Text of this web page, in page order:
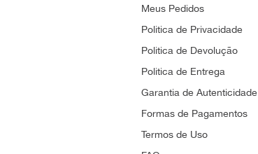
Meus Pedidos
Politica de Privacidade
Politica de Devolução
Politica de Entrega
Garantia de Autenticidade
Formas de Pagamentos
Termos de Uso